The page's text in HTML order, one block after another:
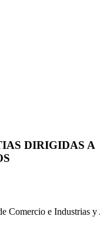
DIRIGIDAS A
Comercio e Industrias